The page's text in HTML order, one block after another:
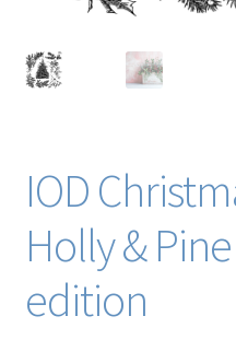
IOD
Holly &
edition